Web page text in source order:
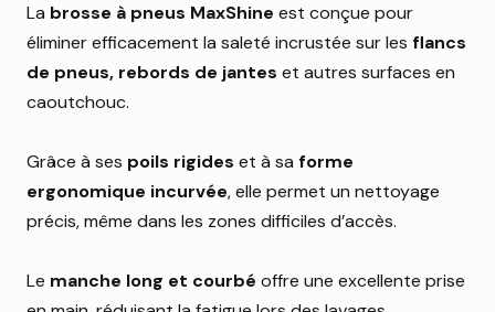
La brosse à pneus MaxShine est conçue pour
éliminer efficacement la saleté incrustée sur les flancs
de pneus, rebords de jantes et autres surfaces en
caoutchouc.
Grâce à ses poils rigides et à sa forme
ergonomique incurvée, elle permet un nettoyage
précis, même dans les zones difficiles d’accès.
Le manche long et courbé offre une excellente prise